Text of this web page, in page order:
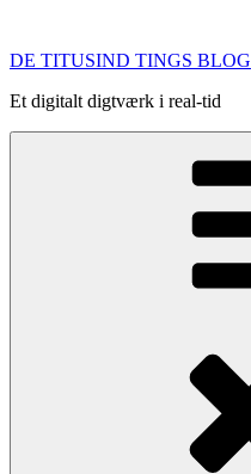
indhold
DE TITUSIND TINGS BLOG
Et digitalt digtværk i real-tid